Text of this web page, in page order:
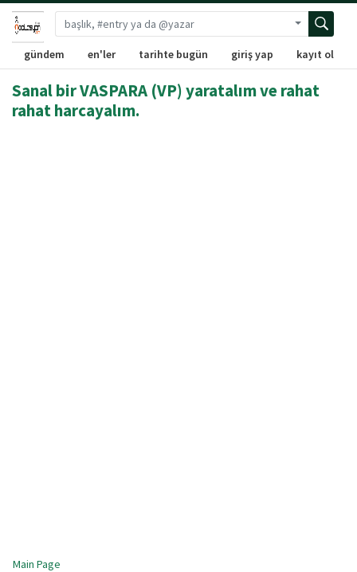
Gelişmiş
gündem en'ler tarihte bugün giriş yap kayıt ol
Sanal bir VASPARA (VP) yaratalım ve rahat
rahat harcayalım.
Main Page